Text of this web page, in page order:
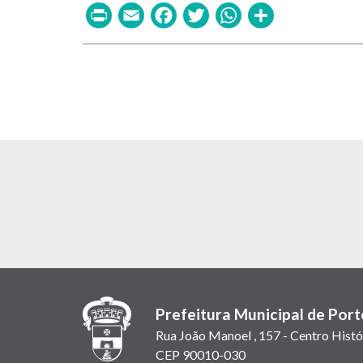
PrintEmailFacebook
TwitterWhatsApp
Prefeitura Municipal de
Rua João Manoel , 157 - Centro
CEP 90010-030